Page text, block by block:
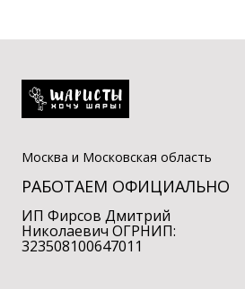
Москва и Московская область
РАБОТАЕМ ОФИЦИАЛЬНО
ИП Фирсов Дмитрий
Николаевич ОГРНИП:
323508100647011